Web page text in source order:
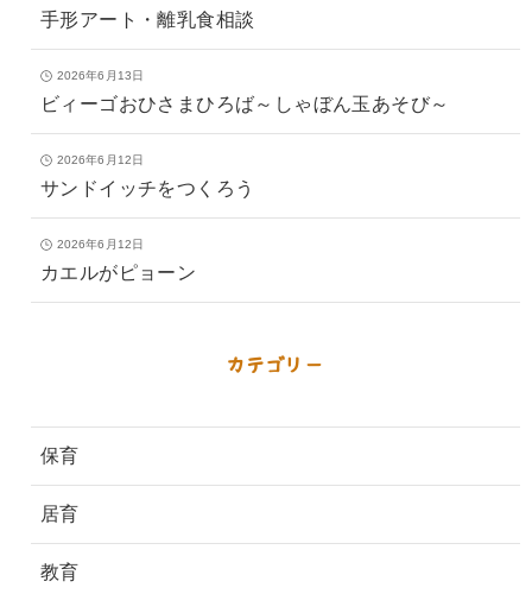
手形アート・離乳食相談
2026年6月13日
ビィーゴおひさまひろば～しゃぼん玉あそび～
2026年6月12日
サンドイッチをつくろう
2026年6月12日
カエルがピョーン
カテゴリー
保育
居育
教育